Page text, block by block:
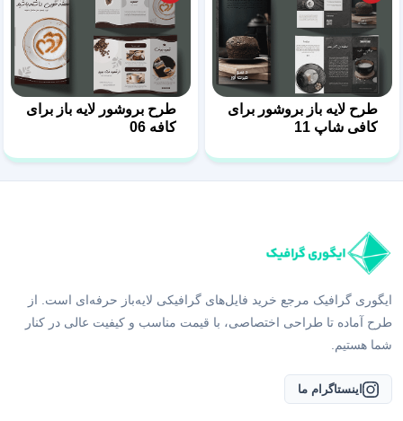
طرح لایه باز بروشور برای
کافی شاپ 11
طرح بروشور لایه باز برای
کافه 06
ایگوری گرافیک مرجع خرید فایل‌های گرافیکی لایه‌باز حرفه‌ای است. از
طرح آماده تا طراحی اختصاصی، با قیمت مناسب و کیفیت عالی در کنار
شما هستیم.
اینستاگرام ما